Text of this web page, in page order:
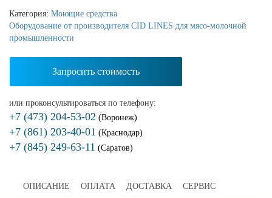
Категория: Моющие средства
Оборудование от производителя CID LINES для мясо-молочной
промышленности
Запросить стоимость
или проконсультироваться по телефону:
+7 (473) 204-53-02 (Воронеж)
+7 (861) 203-40-01 (Краснодар)
+7 (845) 249-63-11 (Саратов)
ОПИСАНИЕ ОПЛАТА ДОСТАВКА СЕРВИС